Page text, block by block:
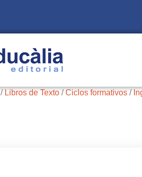
/ Libros de Texto /Ciclos formativos /